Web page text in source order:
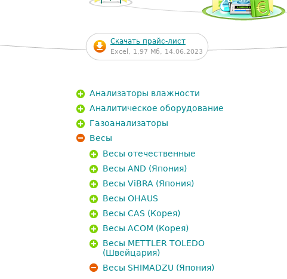
Скачать прайс-лист
Excel, 1,97 Мб, 14.06.2023
Анализаторы влажности
Аналитическое оборудование
Газоанализаторы
Весы
Весы отечественные
Весы AND (Япония)
Весы ViBRA (Япония)
Весы OHAUS
Весы CAS (Корея)
Весы ACOM (Корея)
Весы METTLER TOLEDO
(Швейцария)
Весы SHIMADZU (Япония)